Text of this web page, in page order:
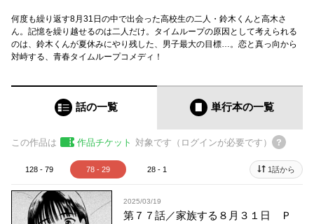
何度も繰り返す8月31日の中で出会った高校生の二人・鈴木くんと高木さ
ん。記憶を繰り越せるのは二人だけ。タイムループの原因として考えられる
のは、鈴木くんが夏休みにやり残した、男子最大の目標…。恋と真っ向から
対峙する、青春タイムループコメディ！
話の一覧 単行本の一覧
この作品は 作品チケット 対象です（ログインが必要です）
128 - 79 78 - 29 28 - 1 1話から
2025/03/19
第７７話／家族する８月３１日 Ｐ